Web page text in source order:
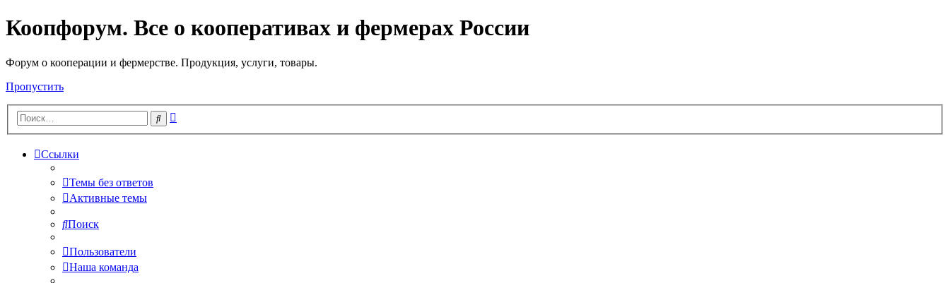
Коопфорум. Все о кооперативах и фермерах России
Форум о кооперации и фермерстве. Продукция, услуги, товары.
Пропустить
Поиск
Ссылки
Темы без ответов
Активные темы
Поиск
Пользователи
Наша команда